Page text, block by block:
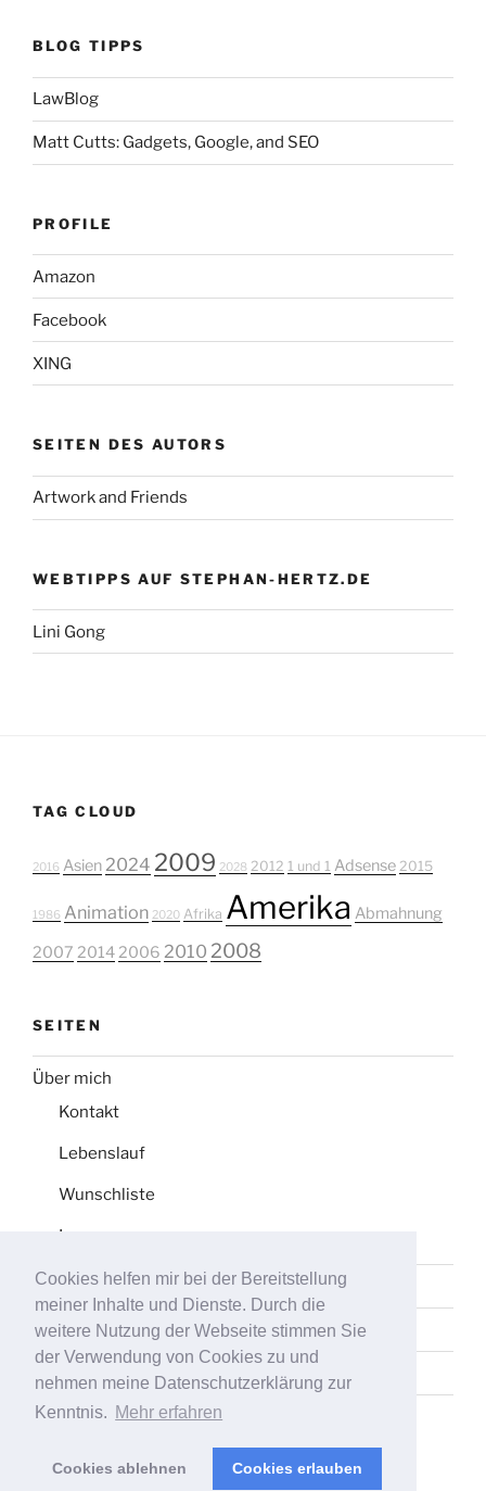
Cookies helfen mir bei der Bereitstellung
meiner Inhalte und Dienste. Durch die
weitere Nutzung der Webseite stimmen Sie
der Verwendung von Cookies zu und
nehmen meine Datenschutzerklärung zur
Kenntnis. Mehr erfahren
Cookies ablehnen Cookies erlauben
BLOG TIPPS
LawBlog
Matt Cutts: Gadgets, Google, and SEO
PROFILE
Amazon
Facebook
XING
SEITEN DES AUTORS
Artwork and Friends
WEBTIPPS AUF STEPHAN-HERTZ.DE
Lini Gong
TAG CLOUD
2016 Asien 2024 2009 2028 2012 1 und 1 Adsense 2015
1986 Animation 2020 Afrika Amerika Abmahnung
2007 20142006 2010 2008
SEITEN
Über mich
Kontakt
Lebenslauf
Wunschliste
Impressum
Datenschutz
Tag-Liste
Sitemap